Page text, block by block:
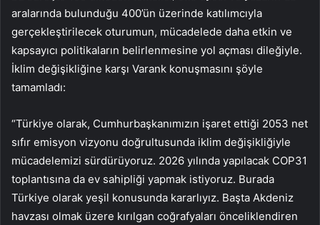
aralarında bulunduğu 400’ün üzerinde katılımcıyla
gerçekleştirilecek oturumun, mücadelede daha etkin ve
kapsayıcı politikaların belirlenmesine yol açması dileğiyle.
İklim değişikliğine karşı Varank konuşmasını şöyle
tamamladı:
“Türkiye olarak, Cumhurbaşkanımızın işaret ettiği 2053 net
sıfır emisyon vizyonu doğrultusunda iklim değişikliğiyle
mücadelemizi sürdürüyoruz. 2026 yılında yapılacak COP31
toplantısına da ev sahipliği yapmak istiyoruz. Burada
Türkiye olarak yeşil konusunda kararlıyız. Başta Akdeniz
havzası olmak üzere kırılgan coğrafyaları önceliklendiren